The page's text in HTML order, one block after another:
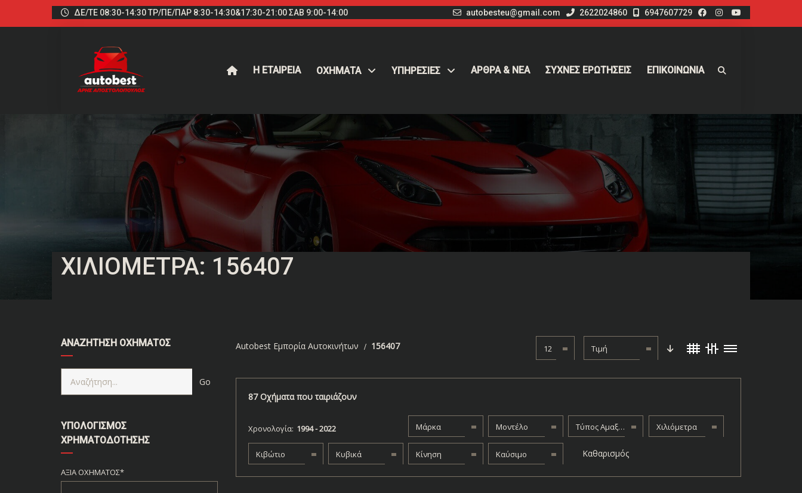
ΔΕ/ΤΕ 08:30-14:30 ΤΡ/ΠΕ/ΠΑΡ 8:30-14:30&17:30-21:00 ΣΑΒ 9:00-14:00 autobesteu@gmail.com 2622024860 6947607729
Η ΕΤΑΙΡΕΙΑ ΟΧΉΜΑΤΑ ΥΠΗΡΕΣΙΕΣ ΑΡΘΡΑ & ΝΕΑ ΣΥΧΝΕΣ ΕΡΩΤΗΣΕΙΣ ΕΠΙΚΟΙΝΩΝΙΑ
ΧΙΛΙΌΜΕΤΡΑ: 156407
ΑΝΑΖΉΤΗΣΗ ΟΧΉΜΑΤΟΣ
ΥΠΟΛΟΓΙΣΜΌΣ
ΧΡΗΜΑΤΟΔΌΤΗΣΗΣ
ΑΞΊΑ ΟΧΉΜΑΤΟΣ*
Autobest Εμπορία Αυτοκινήτων 156407 12 Τιμή
87 Οχήματα που ταιριάζουν
Χρονολογία: Μάρκα Μοντέλο Τύπος Αμαξώματος Χιλιόμετρα
Κιβώτιο Κυβικά Κίνηση Καύσιμο Καθαρισμός